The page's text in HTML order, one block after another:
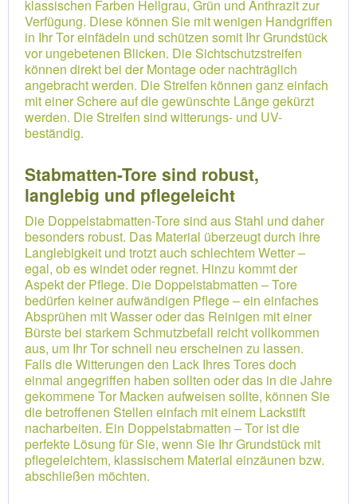
klassischen Farben Hellgrau, Grün und Anthrazit zur
Verfügung. Diese können Sie mit wenigen Handgriffen
in Ihr Tor einfädeln und schützen somit Ihr Grundstück
vor ungebetenen Blicken. Die Sichtschutzstreifen
können direkt bei der Montage oder nachträglich
angebracht werden. Die Streifen können ganz einfach
mit einer Schere auf die gewünschte Länge gekürzt
werden. Die Streifen sind witterungs- und UV-
beständig.
Stabmatten-Tore sind robust,
langlebig und pflegeleicht
Die Doppelstabmatten-Tore sind aus Stahl und daher
besonders robust. Das Material überzeugt durch ihre
Langlebigkeit und trotzt auch schlechtem Wetter –
egal, ob es windet oder regnet. Hinzu kommt der
Aspekt der Pflege. Die Doppelstabmatten – Tore
bedürfen keiner aufwändigen Pflege – ein einfaches
Absprühen mit Wasser oder das Reinigen mit einer
Bürste bei starkem Schmutzbefall reicht vollkommen
aus, um Ihr Tor schnell neu erscheinen zu lassen.
Falls die Witterungen den Lack Ihres Tores doch
einmal angegriffen haben sollten oder das in die Jahre
gekommene Tor Macken aufweisen sollte, können Sie
die betroffenen Stellen einfach mit einem Lackstift
nacharbeiten. Ein Doppelstabmatten – Tor ist die
perfekte Lösung für Sie, wenn Sie Ihr Grundstück mit
pflegeleichtem, klassischem Material einzäunen bzw.
abschließen möchten.